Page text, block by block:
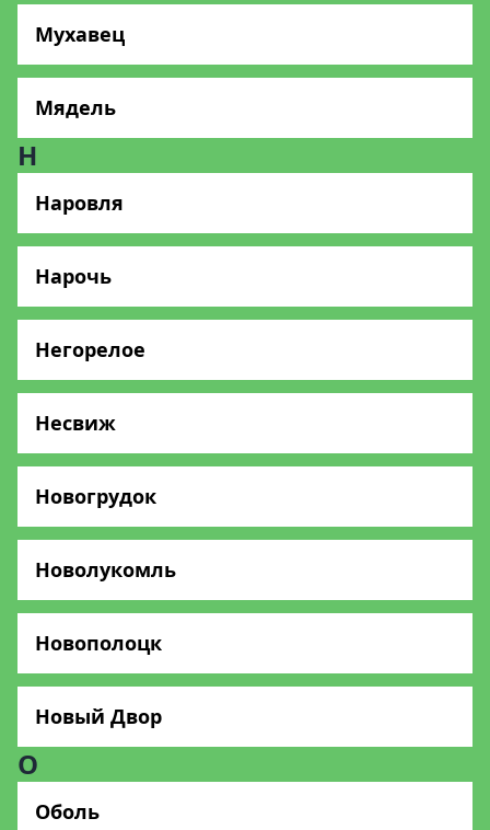
Мухавец
Мядель
Н
Наровля
Нарочь
Негорелое
Несвиж
Новогрудок
Новолукомль
Новополоцк
Новый Двор
О
Оболь